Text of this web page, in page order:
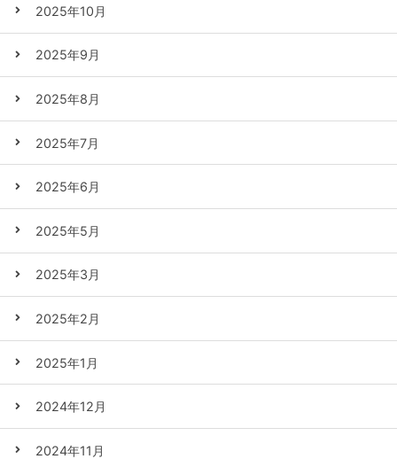
2025年10月
2025年9月
2025年8月
2025年7月
2025年6月
2025年5月
2025年3月
2025年2月
2025年1月
2024年12月
2024年11月